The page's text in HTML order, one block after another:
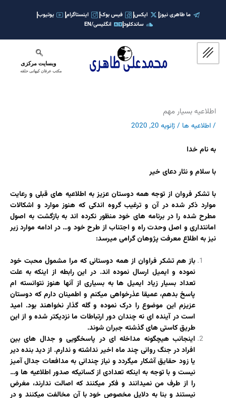
ما طاهری نیوز ایکس فیس بوک اینستاگرام
یوتیوب
ساندکلود
انگلیسی/EN
وبسایت مرکزی
مکتب عرفان کیهانی حلقه
اطلاعیه بسیار مهم
/اطلاعیه ها /ژانویه 20, 2020
به نام خدا
با سلام و نثار دعای خیر
با تشکر فروان از توجه همه دوستان عزیز به اطلاعیه های قبلی و رعایت
موارد ذکر شده در آن و ترغیب گروه اندکی که هنوز موارد و اشکالات
مطرح شده را در برنامه های خود منظور نکرده اند به بازگشت به اصول
امانتداری و اصل وحدت راه و اجتناب از طرح خود و… در ادامه موارد زیر
نیز به اطلاع معرفت پژوهان گرامی میرسد:
باز هم تشکر فراوان از همه دوستانی که مرا مشمول محبت خود
نموده و ایمیل ارسال نموده اند. در این رابطه از اینکه به علت
تعداد بسیار زیاد ایمیل ها به بسیاری از آنها هنوز نتوانسته ام
پاسخ بدهم، عمیقا عذرخواهی میکنم و اطمینان دارم که دوستان
عزیزم این موضوع را درک نموده و گله گذار نخواهند بود. امید
است در آینده ای نه چندان دور ارتباطات ما نزدیکتر شده و از این
طریق کاستی های گذشته جبران شوند.
اینجانب هیچگونه مداخله ای در پاسخگویی و جدال های بین
افراد در جنگ روانی چند ماه اخیر نداشته و ندارم. از دید بنده دیر
یا زود حقایق آشکار میگردد و نیاز چندانی به مدافعات جدال آمیز
نیست و با توجه به اینکه تعدادی از کسانیکه صدور اطلاعیه ها و…
را از طرف من نمیدانند و فکر میکنند که اصالت ندارند، مغرض
نیستند و بنا به دلایل مخصوص خود با آن مخالفت میکنند و در